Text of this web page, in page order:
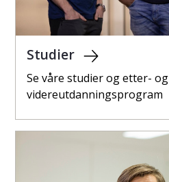
Studier
Se våre studier og etter- og
videreutdanningsprogram